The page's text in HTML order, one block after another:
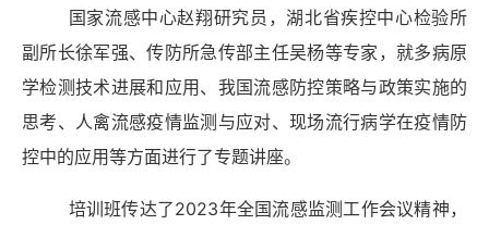
国家流感中心赵翔研究员，湖北省疾控中心检验所
副所长徐军强、传防所急传部主任吴杨等专家，就多病原
学检测技术进展和应用、我国流感防控策略与政策实施的
思考、人禽流感疫情监测与应对、现场流行病学在疫情防
控中的应用等方面进行了专题讲座。
培训班传达了2023年全国流感监测工作会议精神，